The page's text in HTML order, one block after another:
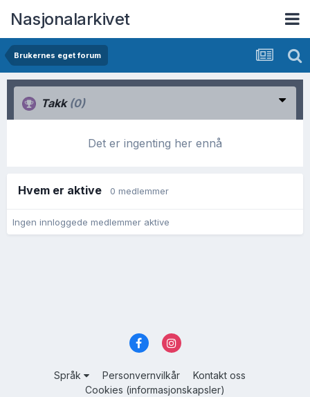
Nasjonalarkivet
Brukernes eget forum
Takk (0)
Det er ingenting her ennå
Hvem er aktive 0 medlemmer
Ingen innloggede medlemmer aktive
Språk Personvernvilkår
Kontakt oss
Cookies (informasjonskapsler)